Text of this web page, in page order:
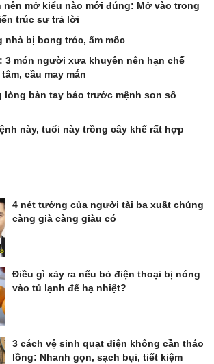
nên mở kiểu nào mới đúng: Mở vào trong
trúc sư trả lời
nhà bị bong tróc, ẩm mốc
3 món người xưa khuyên nên hạn chế
cầu may mắn
lòng bàn tay báo trước mệnh son số
này, tuổi này trồng cây khế rất hợp
4 nét tướng của người tài ba xuất chúng
càng già càng giàu có
Điều gì xảy ra nếu bỏ điện thoại bị nóng
vào tủ lạnh để hạ nhiệt?
3 cách vệ sinh quạt điện không cần tháo
lồng: Nhanh gọn, sạch bụi, tiết kiệm